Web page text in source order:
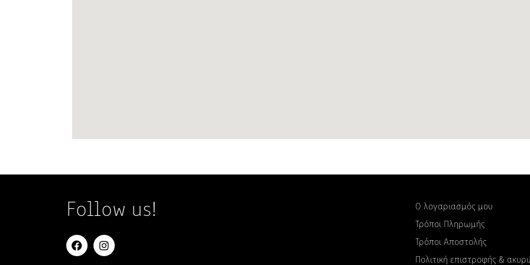
Follow us!
Ο λογαριασμός μου
Τρόποι Πληρωμής
Τρόποι Αποστολής
Πολιτική επιστροφής &